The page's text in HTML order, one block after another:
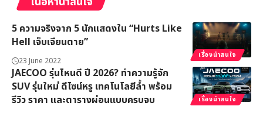
เรื่องน่าสนใจ
5 ความจริงจาก 5 นักแสดงใน “Hurts Like
Hell เจ็บเจียนตาย”
23 June 2022
เรื่องน่าสนใจ
JAECOO รุ่นไหนดี ปี 2026? ทำความรู้จัก
SUV รุ่นใหม่ ดีไซน์หรู เทคโนโลยีล้ำ พร้อม
รีวิว ราคา และตารางผ่อนแบบครบจบ